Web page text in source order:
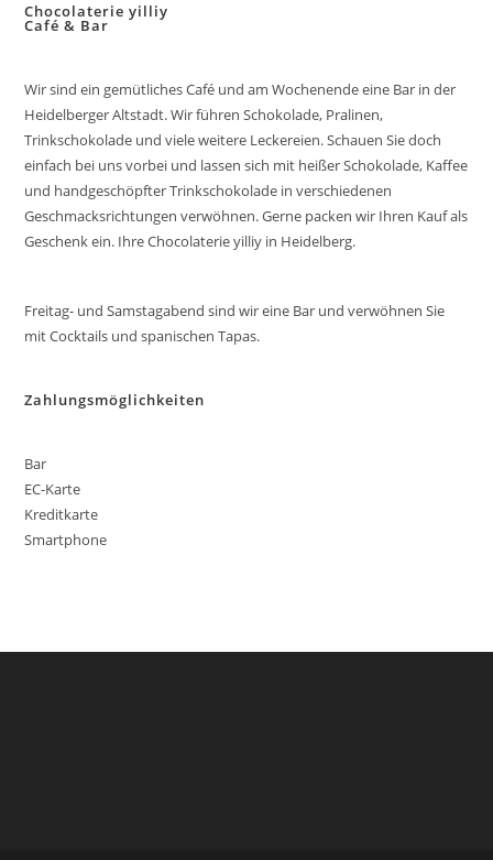
Chocolaterie yilliy
Café & Bar
Wir sind ein gemütliches Café und am Wochenende eine Bar in der
Heidelberger Altstadt. Wir führen Schokolade, Pralinen,
Trinkschokolade und viele weitere Leckereien. Schauen Sie doch
einfach bei uns vorbei und lassen sich mit heißer Schokolade, Kaffee
und handgeschöpfter Trinkschokolade in verschiedenen
Geschmacksrichtungen verwöhnen. Gerne packen wir Ihren Kauf als
Geschenk ein. Ihre Chocolaterie yilliy in Heidelberg.
Freitag- und Samstagabend sind wir eine Bar und verwöhnen Sie
mit Cocktails und spanischen Tapas.
Zahlungsmöglichkeiten
Bar
EC-Karte
Kreditkarte
Smartphone